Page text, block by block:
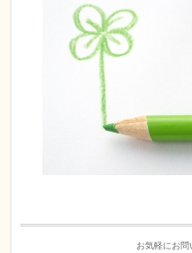
お気軽にお